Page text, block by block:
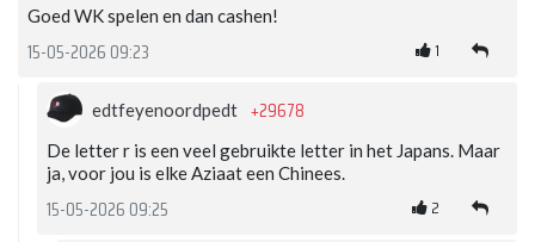
Goed WK spelen en dan cashen!
15-05-2026 09:23 1
edtfeyenoordpedt +29678
De letter r is een veel gebruikte letter in het Japans. Maar
ja, voor jou is elke Aziaat een Chinees.
15-05-2026 09:25 2